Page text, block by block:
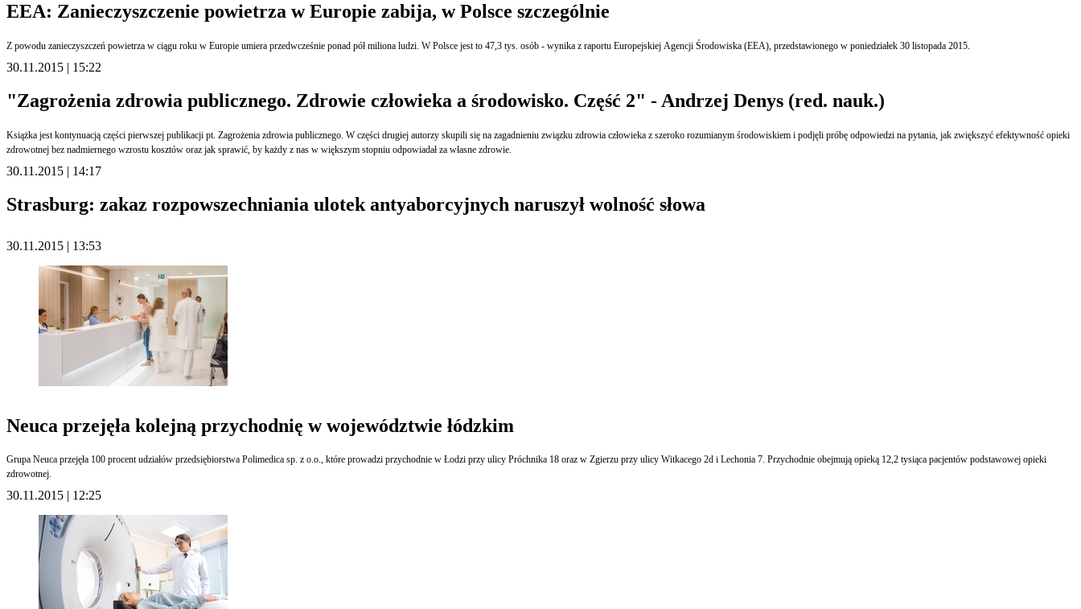
EEA: Zanieczyszczenie powietrza w Europie zabija, w Polsce szczególnie
Z powodu zanieczyszczeń powietrza w ciągu roku w Europie umiera przedwcześnie ponad pół miliona ludzi. W Polsce jest to 47,3 tys. osób - wynika z raportu Europejskiej Agencji Środowiska (EEA), przedstawionego w poniedziałek 30 listopada 2015.
30.11.2015 | 15:22
"Zagrożenia zdrowia publicznego. Zdrowie człowieka a środowisko. Część 2" - Andrzej Denys (red. nauk.)
Książka jest kontynuacją części pierwszej publikacji pt. Zagrożenia zdrowia publicznego. W części drugiej autorzy skupili się na zagadnieniu związku zdrowia człowieka z szeroko rozumianym środowiskiem i podjęli próbę odpowiedzi na pytania, jak zwiększyć efektywność opieki
zdrowotnej bez nadmiernego wzrostu kosztów oraz jak sprawić, by każdy z nas w większym stopniu odpowiadał za własne zdrowie.
30.11.2015 | 14:17
Strasburg: zakaz rozpowszechniania ulotek antyaborcyjnych naruszył wolność słowa
30.11.2015 | 13:53
Neuca przejęła kolejną przychodnię w województwie łódzkim
Grupa Neuca przejęła 100 procent udziałów przedsiębiorstwa Polimedica sp. z o.o., które prowadzi przychodnie w Łodzi przy ulicy Próchnika 18 oraz w Zgierzu przy ulicy Witkacego 2d i Lechonia 7. Przychodnie obejmują opieką 12,2 tysiąca pacjentów podstawowej opieki
zdrowotnej.
30.11.2015 | 12:25